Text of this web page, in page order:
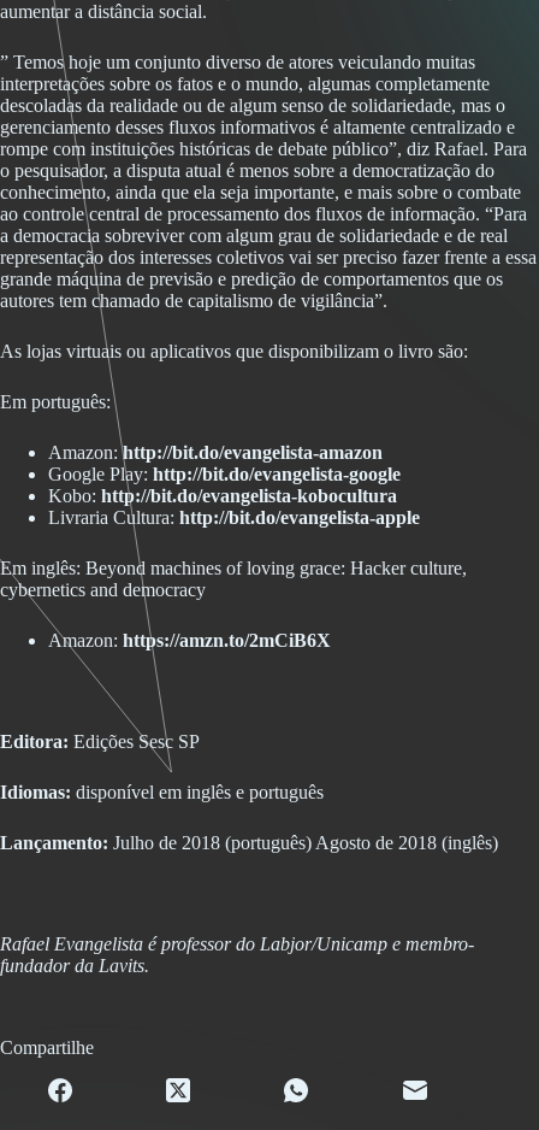
aumentar a distância social.
” Temos hoje um conjunto diverso de atores veiculando muitas
interpretações sobre os fatos e o mundo, algumas completamente
descoladas da realidade ou de algum senso de solidariedade, mas o
gerenciamento desses fluxos informativos é altamente centralizado e
rompe com instituições históricas de debate público”, diz Rafael. Para
o pesquisador, a disputa atual é menos sobre a democratização do
conhecimento, ainda que ela seja importante, e mais sobre o combate
ao controle central de processamento dos fluxos de informação. “Para
a democracia sobreviver com algum grau de solidariedade e de real
representação dos interesses coletivos vai ser preciso fazer frente a essa
grande máquina de previsão e predição de comportamentos que os
autores tem chamado de capitalismo de vigilância”.
As lojas virtuais ou aplicativos que disponibilizam o livro são:
Em português:
Amazon:http://bit.do/evangelista-amazon
Google Play: http://bit.do/evangelista-google
Kobo: http://bit.do/evangelista-kobocultura
Livraria Cultura: http://bit.do/evangelista-apple
Em inglês: Beyond machines of loving grace: Hacker culture,
cybernetics and democracy
Amazon: https://amzn.to/2mCiB6X
Editora: Edições Sesc SP
Idiomas: disponível em inglês e português
Lançamento: Julho de 2018 (português) Agosto de 2018 (inglês)
Rafael Evangelista é professor do Labjor/Unicamp e membro-
fundador da Lavits.
Compartilhe